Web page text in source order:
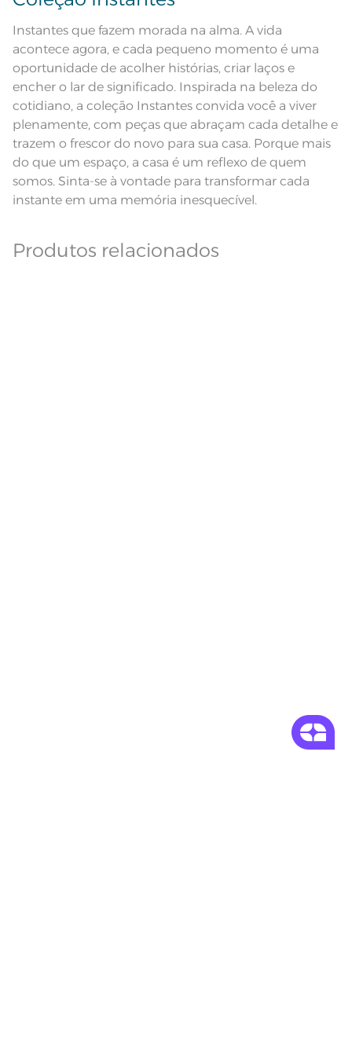
Instruções de Lavagem
Ferro de passar com temperatura
maxima de 150ºC; Proibido lavar a
seco;
Modelo Retangular
Observações
Pode haver pequena variação de
cor, de acordo com a configuração
e modelo do monitor ou do
aparelho celular. Consultar a cor
nas especificações técnicas do
Linha Sempre limpa
Dê preferência para secar no varal, à sombra;
Leia atentamente as instruções na etiqueta.
Instantes que fazem morada na alma. A vida
acontece agora, e cada pequeno momento é uma
oportunidade de acolher histórias, criar laços e
encher o lar de significado. Inspirada na beleza do
cotidiano, a coleção Instantes convida você a viver
plenamente, com peças que abraçam cada detalhe e
trazem o frescor do novo para sua casa. Porque mais
do que um espaço, a casa é um reflexo de quem
somos. Sinta-se à vontade para transformar cada
instante em uma memória inesquecível.
Produtos relacionados